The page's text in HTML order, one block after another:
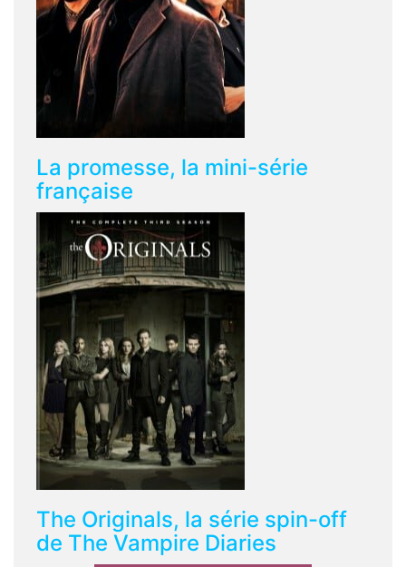
La promesse, la mini-série
française
The Originals, la série spin-off
de The Vampire Diaries